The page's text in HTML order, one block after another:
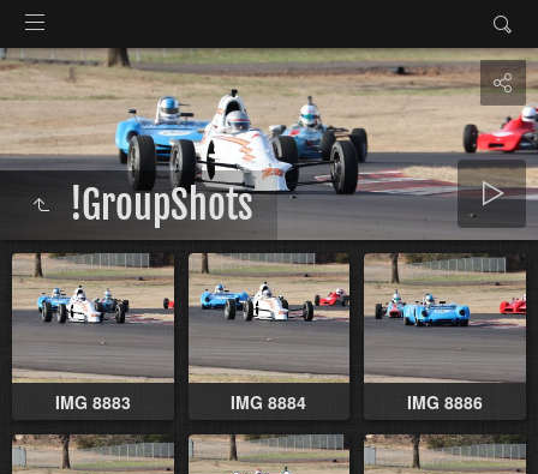
!GroupShots
IMG 8883 IMG 8884 IMG 8886